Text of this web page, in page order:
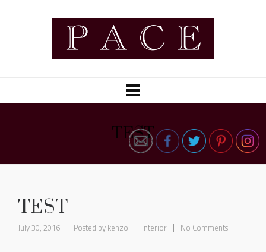
TEST
TEST
July 30, 2016 Posted by kenzo Interior No Comments